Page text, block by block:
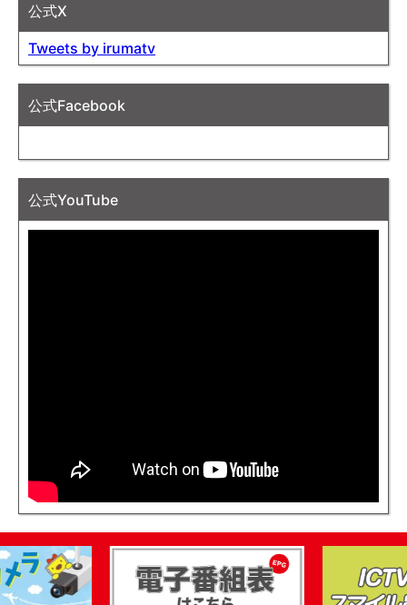
公式X
Tweets by irumatv
公式Facebook
公式YouTube